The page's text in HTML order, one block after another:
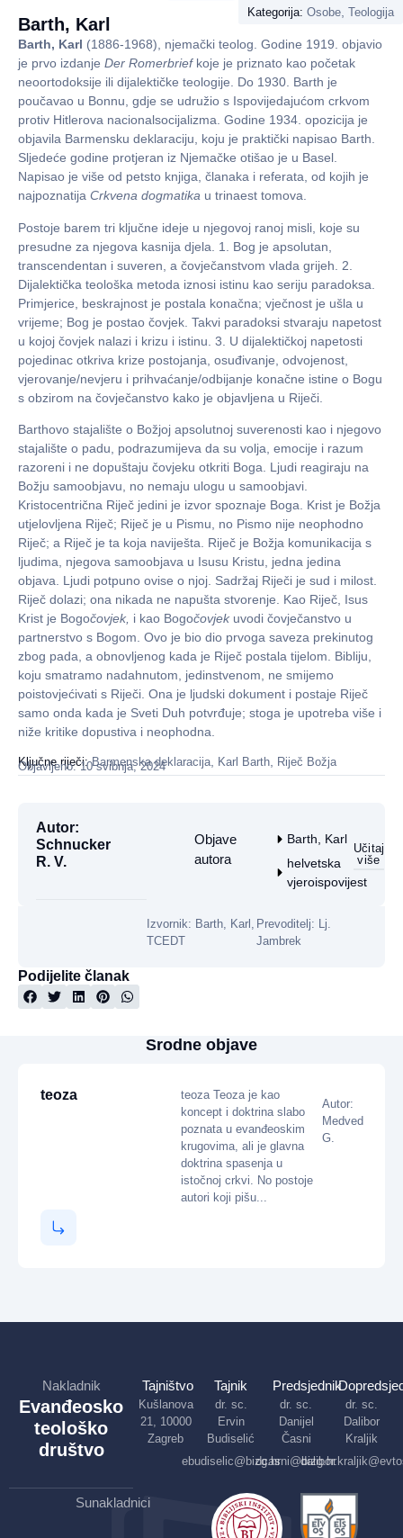
Kategorija: Osobe, Teologija
Barth, Karl
Barth, Karl (1886-1968), njemački teolog. Godine 1919. objavio
je prvo izdanje Der Romerbrief koje je priznato kao početak
neoortodoksije ili dijalektičke teologije. Do 1930. Barth je
poučavao u Bonnu, gdje se udružio s Ispovijedajućom crkvom
protiv Hitlerova nacionalsocijalizma. Godine 1934. opozicija je
objavila Barmensku deklaraciju, koju je praktički napisao Barth.
Sljedeće godine protjeran iz Njemačke otišao je u Basel.
Napisao je više od petsto knjiga, članaka i referata, od kojih je
najpoznatija Crkvena dogmatika u trinaest tomova.
Postoje barem tri ključne ideje u njegovoj ranoj misli, koje su
presudne za njegova kasnija djela. 1. Bog je apsolutan,
transcendentan i suveren, a čovječanstvom vlada grijeh. 2.
Dijalektička teološka metoda iznosi istinu kao seriju paradoksa.
Primjerice, beskrajnost je postala konačna; vječnost je ušla u
vrijeme; Bog je postao čovjek. Takvi paradoksi stvaraju napetost
u kojoj čovjek nalazi i krizu i istinu. 3. U dijalektičkoj napetosti
pojedinac otkriva krize postojanja, osuđivanje, odvojenost,
vjerovanje/nevjeru i prihvaćanje/odbijanje konačne istine o Bogu
s obzirom na čovječanstvo kako je objavljena u Riječi.
Barthovo stajalište o Božjoj apsolutnoj suverenosti kao i njegovo
stajalište o padu, podrazumijeva da su volja, emocije i razum
razoreni i ne dopuštaju čovjeku otkriti Boga. Ljudi reagiraju na
Božju samoobjavu, no nemaju ulogu u samoobjavi.
Kristocentrična Riječ jedini je izvor spoznaje Boga. Krist je Božja
utjelovljena Riječ; Riječ je u Pismu, no Pismo nije neophodno
Riječ; a Riječ je ta koja naviješta. Riječ je Božja komunikacija s
ljudima, njegova samoobjava u Isusu Kristu, jedna jedina
objava. Ljudi potpuno ovise o njoj. Sadržaj Riječi je sud i milost.
Riječ dolazi; ona nikada ne napušta stvorenje. Kao Riječ, Isus
Krist je Bogočovjek, i kao Bogočovjek uvodi čovječanstvo u
partnerstvo s Bogom. Ovo je bio dio prvoga saveza prekinutog
zbog pada, a obnovljenog kada je Riječ postala tijelom. Bibliju,
koju smatramo nadahnutom, jedinstvenom, ne smijemo
poistovjećivati s Riječi. Ona je ljudski dokument i postaje Riječ
samo onda kada je Sveti Duh potvrđuje; stoga je upotreba više i
niže kritike dopustiva i neophodna.
Ključne riječi:Barmenska deklaracija Karl Barth Riječ Božja
Objavljeno: 10 svibnja, 2024
Autor:
Schnucker
R. V.
Objave
autora
Barth, Karl
helvetska
vjeroispovijest
Učitaj
više
Izvornik: Barth, Karl,
TCEDT
Prevoditelj: Lj.
Jambrek
Podijelite članak
Srodne objave
teoza
teoza Teoza je kao
koncept i doktrina slabo
poznata u evanđeoskim
krugovima, ali je glavna
doktrina spasenja u
istočnoj crkvi. No postoje
autori koji pišu...
Autor:
Medved
G.
Nakladnik
Evanđeosko
teološko
društvo
Tajništvo
Kušlanova
21, 10000
Zagreb
Tajnik
dr. sc.
Ervin
Budiselić
ebudiselic@bizg.hr
Predsjednik
dr. sc.
Danijel
Časni
dcasni@bizg.hr
dr. sc.
Dalibor
Kraljik
Sunakladnici